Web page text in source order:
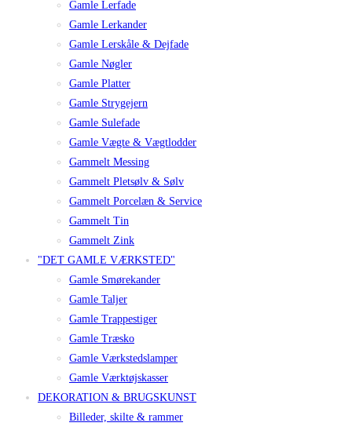
Gamle Lerfade
Gamle Lerkander
Gamle Lerskåle & Dejfade
Gamle Nøgler
Gamle Platter
Gamle Strygejern
Gamle Sulefade
Gamle Vægte & Vægtlodder
Gammelt Messing
Gammelt Pletsølv & Sølv
Gammelt Porcelæn & Service
Gammelt Tin
Gammelt Zink
"DET GAMLE VÆRKSTED"
Gamle Smørekander
Gamle Taljer
Gamle Trappestiger
Gamle Træsko
Gamle Værkstedslamper
Gamle Værktøjskasser
DEKORATION & BRUGSKUNST
Billeder, skilte & rammer